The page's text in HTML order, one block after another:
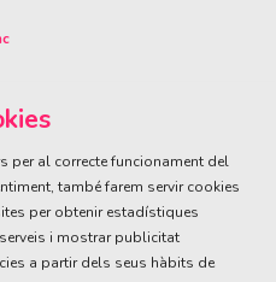
per al correcte funcionament del
també farem servir cookies
per obtenir estadístiques
i mostrar publicitat
a partir dels seus hàbits de